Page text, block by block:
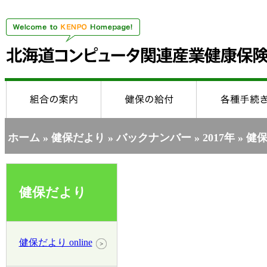
ホーム» 健保だより » バックナンバー » 2017年» 健
健保だより
健保だより online